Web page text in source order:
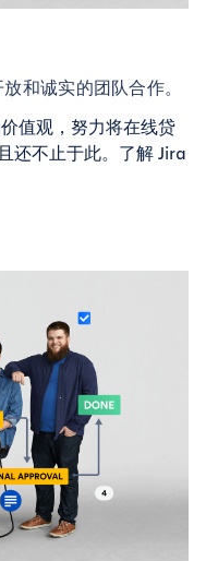
和诚实的团队合作。
值观，努力将在线贷
还不止于此。了解 Jira